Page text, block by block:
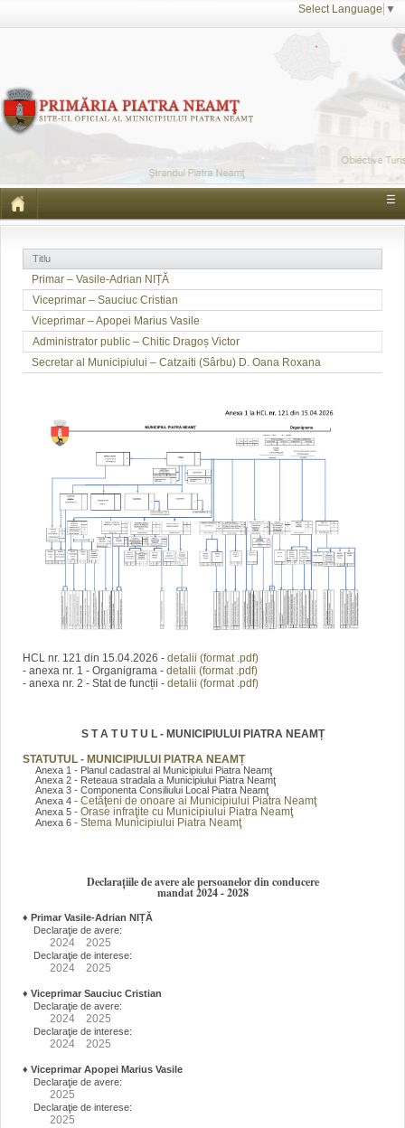
Select Language ▼
☰
Titlu
Primar – Vasile-Adrian NIȚĂ
Viceprimar – Sauciuc Cristian
Viceprimar – Apopei Marius Vasile
Administrator public – Chitic Dragoș Victor
Secretar al Municipiului – Catzaiti (Sârbu) D. Oana Roxana
HCL nr. 121 din 15.04.2026 - detalii (format .pdf)
- anexa nr. 1 - Organigrama - detalii (format .pdf)
- anexa nr. 2 - Stat de funcții - detalii (format .pdf)
S T A T U T U L - MUNICIPIULUI PIATRA NEAMȚ
STATUTUL - MUNICIPIULUI PIATRA NEAMȚ
Anexa 1 - Planul cadastral al Municipiului Piatra Neamţ
Anexa 2 - Reteaua stradala a Municipiului Piatra Neamţ
Anexa 3 - Componenta Consiliului Local Piatra Neamţ
Anexa 4 - Cetăţeni de onoare ai Municipiului Piatra Neamţ
Anexa 5 - Orase infraţite cu Municipiului Piatra Neamţ
Anexa 6 - Stema Municipiului Piatra Neamţ
Declarațiile de avere ale persoanelor din conducere
mandat 2024 - 2028
♦ Primar Vasile-Adrian NIȚĂ
Declaraţie de avere:
2024 2025
Declaraţie de interese:
2024 2025
♦ Viceprimar Sauciuc Cristian
Declaraţie de avere:
2024 2025
Declaraţie de interese:
2024 2025
♦ Viceprimar Apopei Marius Vasile
Declaraţie de avere:
2025
Declaraţie de interese:
2025